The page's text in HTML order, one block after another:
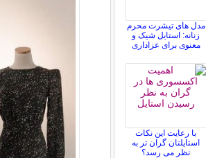
مدل های تیشرت محرم
زنانه: استایل شیک و
معنوی برای عزاداری
با رعایت این نکات
استایلتان گران تر به
نظر می رسد؟